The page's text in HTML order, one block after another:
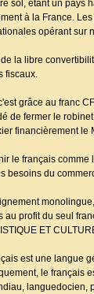
sol, étant un pays
à la France.
opérant sur
de la libre
fiscaux.
grâce au franc
de fermer le
financièrement le
le français comme
besoins du
au profit du seul
ET
est une langue
le français
languedocien,